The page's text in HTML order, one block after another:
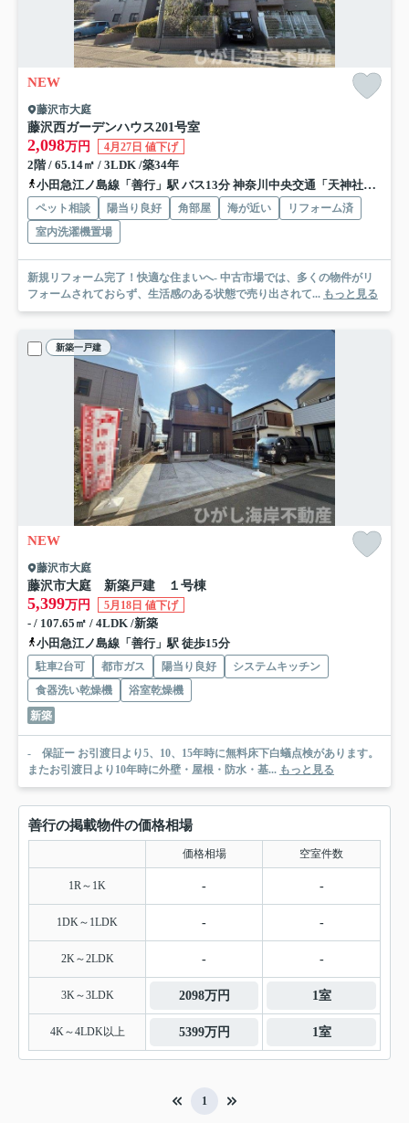
NEW
藤沢市大庭
藤沢西ガーデンハウス201号室
2,098万円 4月27日 値下げ
2階 / 65.14㎡ / 3LDK /築34年
小田急江ノ島線「善行」駅 バス13分 神奈川中央交通「天神社前（神奈川県）」 停歩4分
ペット相談 陽当り良好 角部屋 海が近い
リフォーム済
室内洗濯機置場
新規リフォーム完了！快適な住まいへ- 中古市場では、多くの物件がリ
フォームされておらず、生活感のある状態で売り出されて... もっと見る
新築一戸建
NEW
藤沢市大庭
藤沢市大庭 新築戸建 １号棟
5,399万円 5月18日 値下げ
- / 107.65㎡ / 4LDK /新築
小田急江ノ島線「善行」駅 徒歩15分
駐車2台可 都市ガス 陽当り良好
システムキッチン
食器洗い乾燥機
浴室乾燥機
新築
- 保証ー お引渡日より5、10、15年時に無料床下白蟻点検があります。
またお引渡日より10年時に外壁・屋根・防水・基... もっと見る
善行の掲載物件の価格相場
価格相場 空室件数
1R～1K - -
1DK～1LDK - -
2K～2LDK - -
3K～3LDK 2098万円 1室
4K～4LDK以上 5399万円 1室
1